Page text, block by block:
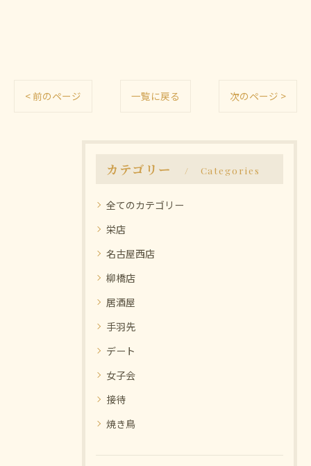
< 前のページ 一覧に戻る 次のページ >
カテゴリー Categories
全てのカテゴリー
栄店
名古屋西店
柳橋店
居酒屋
手羽先
デート
女子会
接待
焼き鳥